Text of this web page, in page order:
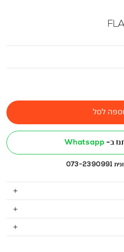
לסל
ב- Whatsapp